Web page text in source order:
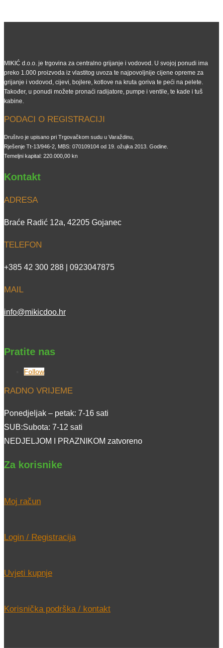
MIKIĆ d.o.o. je trgovina za centralno grijanje i vodovod. U svojoj ponudi ima
preko 1.000 proizvoda iz vlastitog uvoza te najpovoljnije cijene opreme za
grijanje i vodovod, cijevi, bojlere, kotlove na kruta goriva te peći na pelete.
Također, u ponudi možete pronaći radijatore, pumpe i ventile, te kade i tuš
kabine.
PODACI O REGISTRACIJI
Društvo je upisano pri Trgovačkom sudu u Varaždinu,
Rješenje Tt-13/946-2, MBS: 070109104 od 19. ožujka 2013. Godine.
Temeljni kapital: 220.000,00 kn
Kontakt
ADRESA
Braće Radić 12a, 42205 Gojanec
TELEFON
+385 42 300 288 | 0923047875
MAIL
info@mikicdoo.hr
Pratite nas
Follow
RADNO VRIJEME
Ponedjeljak – petak: 7-16 sati
SUB:Subota: 7-12 sati
NEDJELJOM I PRAZNIKOM zatvoreno
Za korisnike
Moj račun
Login / Registracija
Uvjeti kupnje
Korisnička podrška / kontakt